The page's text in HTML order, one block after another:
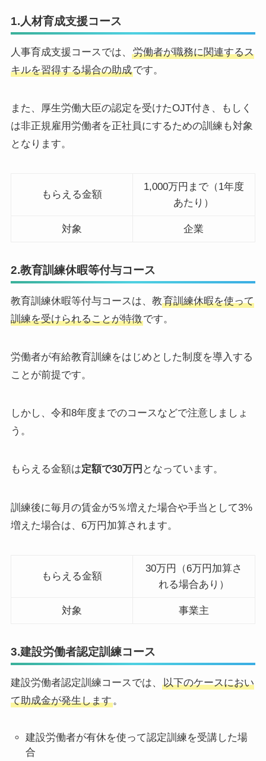
1.人材育成支援コース
人事育成支援コースでは、
労働者が職務に関連するス
キルを習得する場合の助成です。
また、厚生労働大臣の認定を受けたOJT付き、もしく
は非正規雇用労働者を正社員にするための訓練も対象
となります。
もらえる金額
1,000万円まで（1年度
あたり）
対象 企業
2.教育訓練休暇等付与コース
教育訓練休暇等付与コースは、教育訓練休暇を使って
訓練を受けられることが特徴です。
労働者が有給教育訓練をはじめとした制度を導入する
ことが前提です。
しかし、令和8年度までのコースなどで注意しましょ
う。
もらえる金額は定額で30万円 となっています。
訓練後に毎月の賃金が5％増えた場合や手当として3%
増えた場合は、6万円加算されます。
もらえる金額
30万円（6万円加算さ
れる場合あり）
対象 事業主
3.建設労働者認定訓練コース
建設労働者認定訓練コースでは、
以下のケースにおい
て助成金が発生します。
建設労働者が有休を使って認定訓練を受講した場
合